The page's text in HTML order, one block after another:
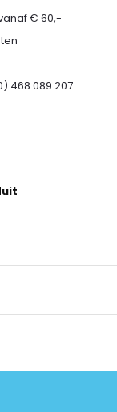
€ 60,-
468 089 207